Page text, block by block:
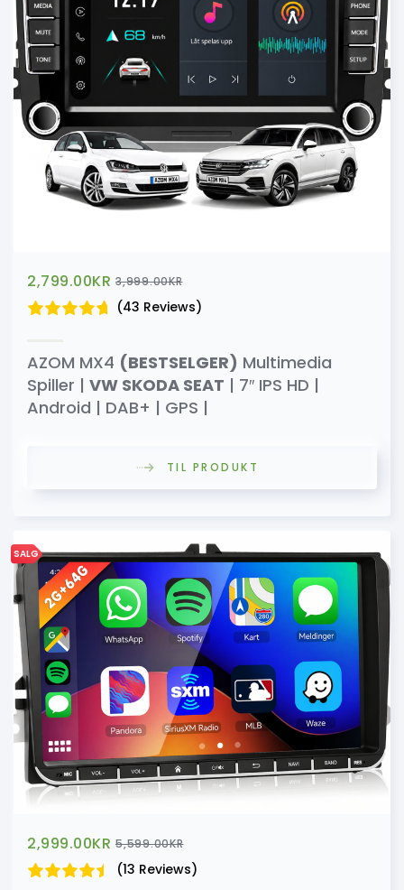
2,799.00KR 3,999.00KR
(43 Reviews)
AZOM MX4 (BESTSELGER) Multimedia
Spiller | VW SKODA SEAT | 7″ IPS HD |
Android | DAB+ | GPS |
TIL PRODUKT
SALG
2,999.00KR 5,599.00KR
(13 Reviews)